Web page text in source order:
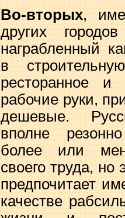
Во-вторых,
других
награбленный
в
ресторанное и
рабочие руки,
дешевые.
вполне
более или
своего труда, но
предпочитает
качестве